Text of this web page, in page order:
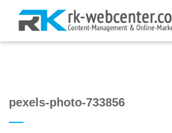
pexels-photo-733856